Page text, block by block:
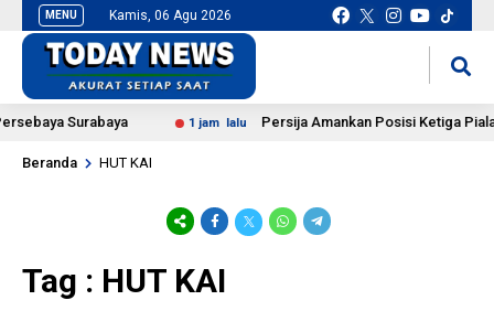
MENU Kamis, 06 Agu 2026
Surabaya 1 jam lalu Persija Amankan Posisi Ketiga Piala
Beranda HUT KAI
Tag : HUT KAI